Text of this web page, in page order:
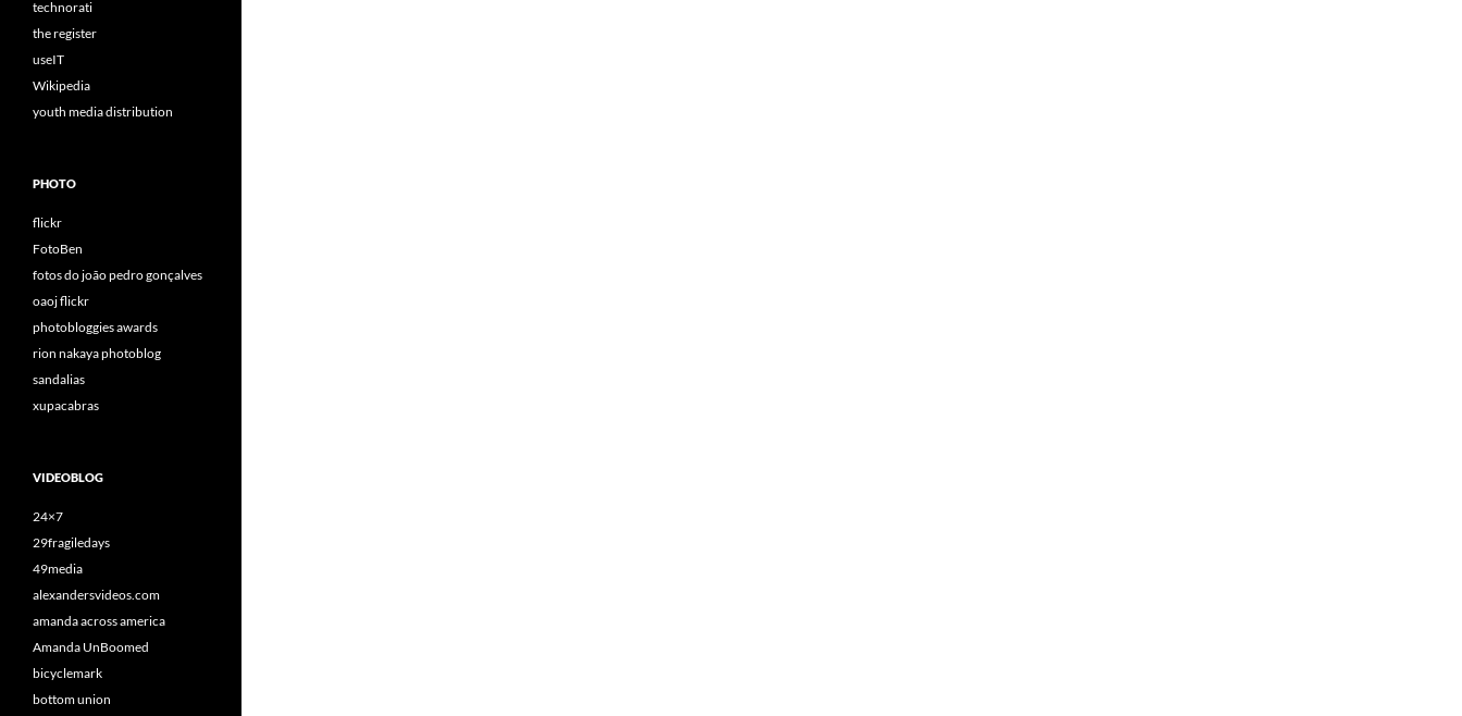
technorati
the register
useIT
Wikipedia
youth media distribution
PHOTO
flickr
FotoBen
fotos do joão pedro gonçalves
oaoj flickr
photobloggies awards
rion nakaya photoblog
sandalias
xupacabras
VIDEOBLOG
24×7
29fragiledays
49media
alexandersvideos.com
amanda across america
Amanda UnBoomed
bicyclemark
bottom union